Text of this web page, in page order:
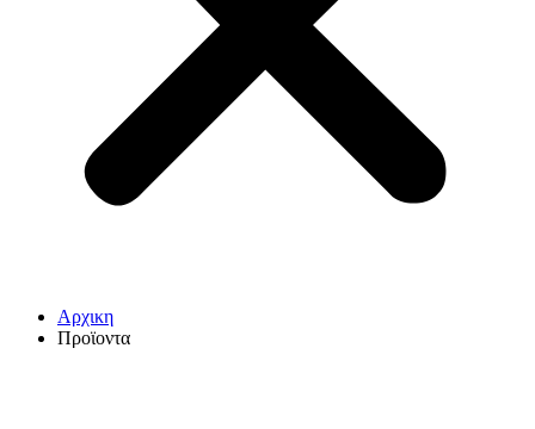
Αρχικη
Προϊοντα